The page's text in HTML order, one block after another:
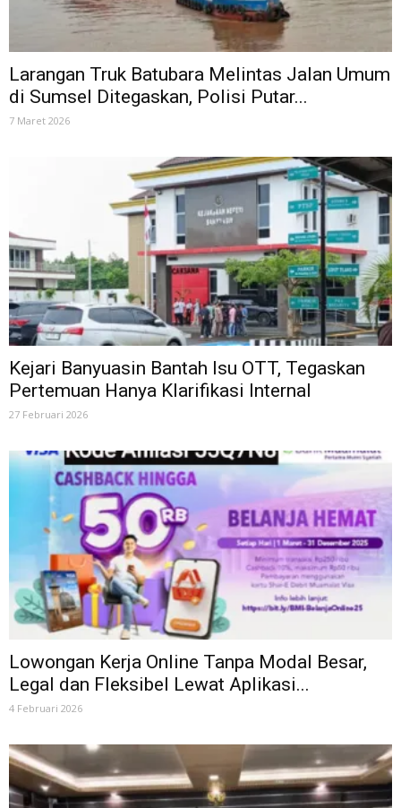
Larangan Truk Batubara Melintas Jalan Umum
di Sumsel Ditegaskan, Polisi Putar...
7 Maret 2026
Kejari Banyuasin Bantah Isu OTT, Tegaskan
Pertemuan Hanya Klarifikasi Internal
27 Februari 2026
Lowongan Kerja Online Tanpa Modal Besar,
Legal dan Fleksibel Lewat Aplikasi...
4 Februari 2026